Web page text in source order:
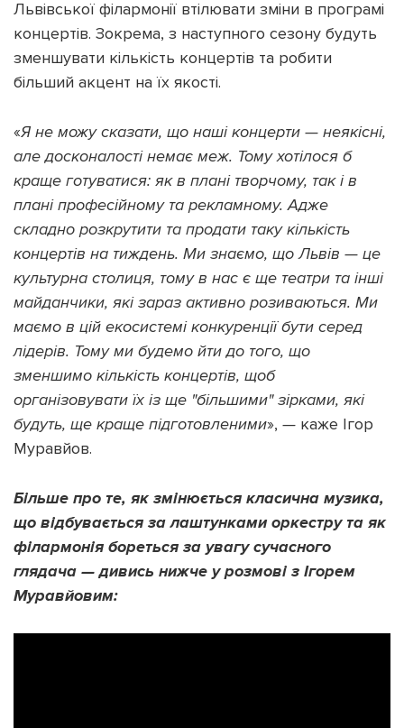
Львівської філармонії втілювати зміни в програмі
концертів. Зокрема, з наступного сезону будуть
зменшувати кількість концертів та робити
більший акцент на їх якості.
«Я не можу сказати, що наші концерти — неякісні,
але досконалості немає меж. Тому хотілося б
краще готуватися: як в плані творчому, так і в
плані професійному та рекламному. Адже
складно розкрутити та продати таку кількість
концертів на тиждень. Ми знаємо, що Львів — це
культурна столиця, тому в нас є ще театри та інші
майданчики, які зараз активно розиваються. Ми
маємо в цій екосистемі конкуренції бути серед
лідерів. Тому ми будемо йти до того, що
зменшимо кількість концертів, щоб
організовувати їх із ще "більшими" зірками, які
будуть, ще краще підготовленими», — каже Ігор
Муравйов.
Більше про те, як змінюється класична музика,
що відбувається за лаштунками оркестру та як
філармонія бореться за увагу сучасного
глядача — дивись нижче у розмові з Ігорем
Муравйовим: